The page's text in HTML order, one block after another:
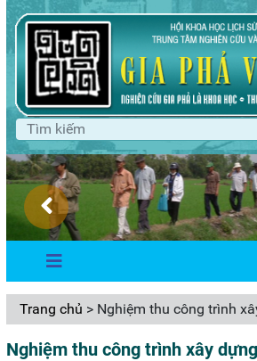
Trang chủ > Nghiệm thu công trình
Nghiệm thu công trình xây